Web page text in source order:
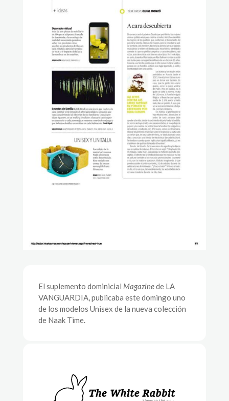
El suplemento dominicial Magazinede LA
VANGUARDIA, publicaba este domingo uno
de los modelos Unisex de la nueva colección
de Naak Time.